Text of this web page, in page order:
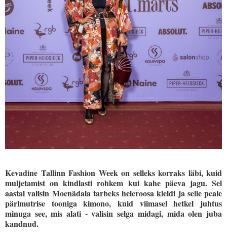
Kevadine Tallinn Fashion Week on selleks korraks läbi, kuid
muljetamist on kindlasti rohkem kui kahe päeva jagu. Sel
aastal valisin Moenädala tarbeks heleroosa kleidi ja selle peale
pärlmutrise tooniga kimono, kuid viimasel hetkel juhtus
minuga see, mis alati - valisin selga midagi, mida olen juba
kandnud.